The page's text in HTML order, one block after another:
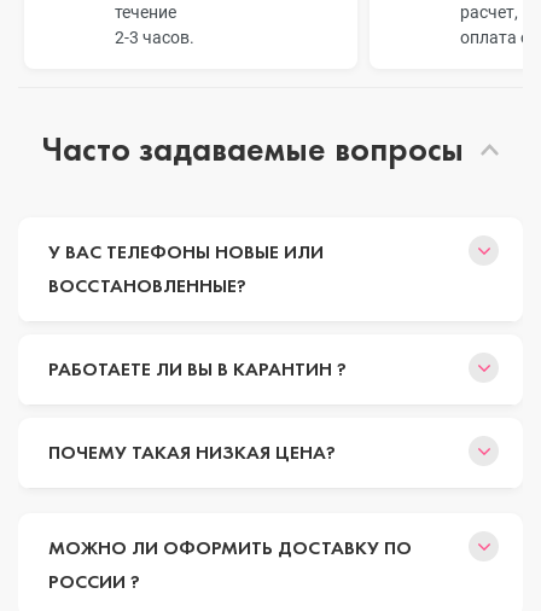
течение
2-3 часов.
расчет,
оплата
Часто задаваемые вопросы
У ВАС ТЕЛЕФОНЫ НОВЫЕ ИЛИ
ВОССТАНОВЛЕННЫЕ?
РАБОТАЕТЕ ЛИ ВЫ В КАРАНТИН ?
ПОЧЕМУ ТАКАЯ НИЗКАЯ ЦЕНА?
МОЖНО ЛИ ОФОРМИТЬ ДОСТАВКУ ПО
РОССИИ ?